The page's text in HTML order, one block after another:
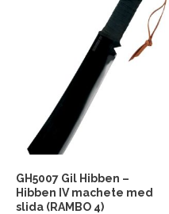
GH5007 Gil Hibben –
Hibben IV machete med
slida (RAMBO 4)